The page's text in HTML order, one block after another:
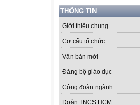
THÔNG TIN
Giới thiệu chung
Cơ cấu tổ chức
Văn bản mới
Đảng bộ giáo dục
Công đoàn ngành
Đoàn TNCS HCM